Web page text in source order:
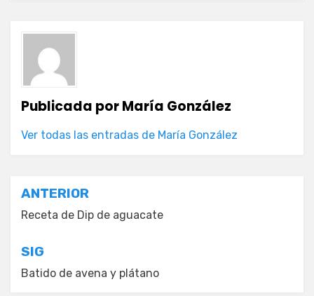
Publicada porMaría González
Ver todas las entradas de María González
Navegación
de
entradas
ANTERIOR
Receta de Dip de aguacate
SIG
Batido de avena y plátano